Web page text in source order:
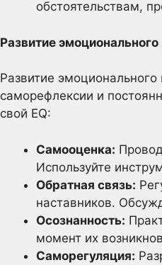
обстоятельствам,
Развитие
Развитие
саморефлексии и
свой EQ:
Самооценка:
Используйте
Обратная связь:
наставников.
Осознанность:
момент их
Саморегуляция: